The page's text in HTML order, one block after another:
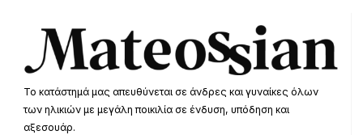
Το κατάστημά μας απευθύνεται σε άνδρες και γυναίκες όλων
των ηλικιών με μεγάλη ποικιλία σε ένδυση, υπόδηση και
αξεσουάρ.